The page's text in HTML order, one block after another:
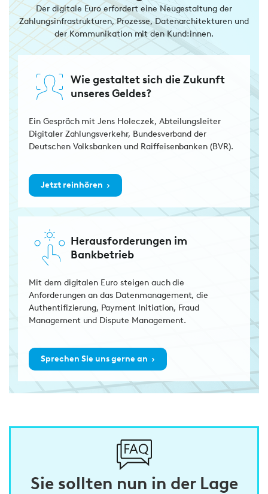
Der digitale Euro erfordert eine Neugestaltung der
Zahlungsinfrastrukturen, Prozesse, Datenarchitekturen und
der Kommunikation mit den Kund:innen.
Wie gestaltet sich die Zukunft
unseres Geldes?
Ein Gespräch mit Jens Holeczek, Abteilungsleiter
Digitaler Zahlungsverkehr, Bundesverband der
Deutschen Volksbanken und Raiffeisenbanken (BVR).
Jetzt reinhören ›
Herausforderungen im
Bankbetrieb
Mit dem digitalen Euro steigen auch die
Anforderungen an das Datenmanagement, die
Authentifizierung, Payment Initiation, Fraud
Management und Dispute Management.
Sprechen Sie uns gerne an ›
Sie sollten nun in der Lage